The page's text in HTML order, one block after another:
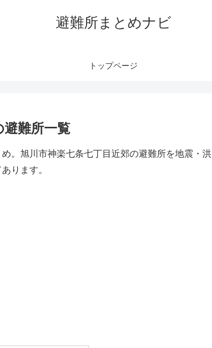
避難所まとめナビ
トップページ
避難所一覧
。旭川市神楽七条七丁目近郊の避難所を地震・洪
ります。